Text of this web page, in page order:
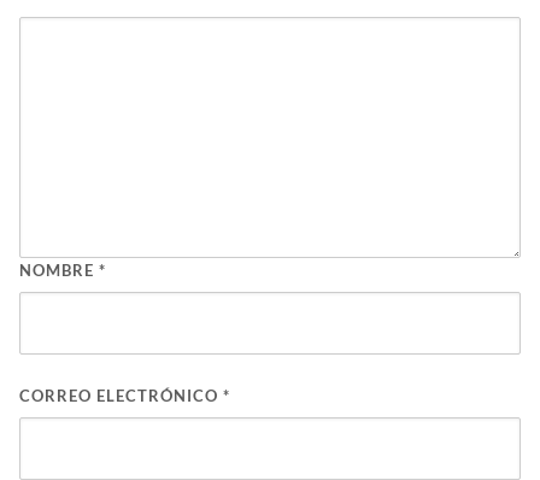
NOMBRE *
CORREO ELECTRÓNICO *